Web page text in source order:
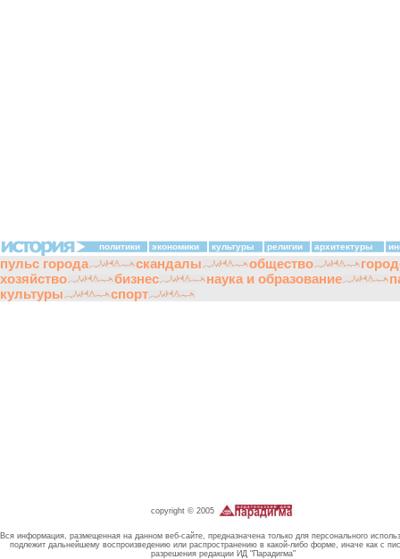
политики экономики культуры религии архитектуры
пульс города скандалы общество
хозяйство
бизнес наука и образование
культуры
спорт
copyright © 2005
Вся информация, размещенная на данном веб-сайте, предназначена только для персонального
подлежит дальнейшему воспроизведению или распространению в какой-либо форме, иначе как с
разрешения редакции ИД "Парадигма"